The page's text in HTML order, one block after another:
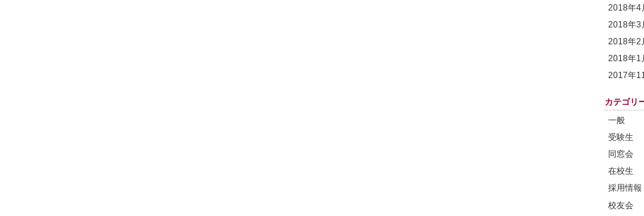
2018年4
2018年3
2018年2
2018年1
2017年
カテゴリ
一般
受験生
同窓会
在校生
採用情報
校友会